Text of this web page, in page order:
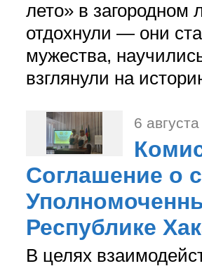
лето» в загородном
отдохнули — они
мужества,
взглянули на
6
Соглашение о
Республике
В целях